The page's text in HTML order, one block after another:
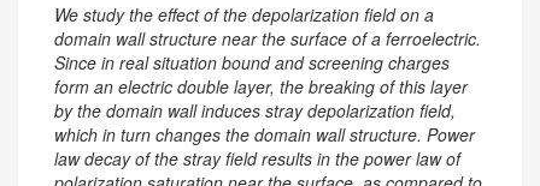
We study the effect of the depolarization field on a
domain wall structure near the surface of a ferroelectric.
Since in real situation bound and screening charges
form an electric double layer, the breaking of this layer
by the domain wall induces stray depolarization field,
which in turn changes the domain wall structure. Power
law decay of the stray field results in the power law of